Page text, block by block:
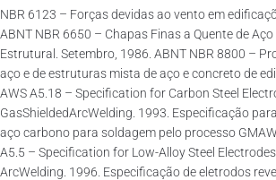
NBR 6123 – Forças devidas ao vento em
ABNT NBR 6650 – Chapas Finas a Quente de
Estrutural. Setembro, 1986. ABNT NBR 8800 –
aço e de estruturas mista de aço e concreto de
AWS A5.18 – Specification for Carbon Steel
GasShieldedArcWelding. 1993. Especificação
aço carbono para soldagem pelo processo
A5.5 – Specification for Low-Alloy Steel
ArcWelding. 1996. Especificação de eletrodos